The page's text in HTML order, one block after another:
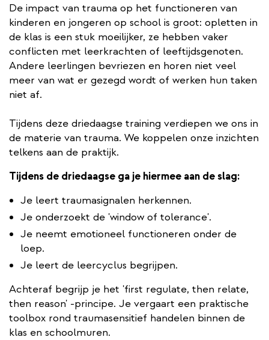
De impact van trauma op het functioneren van
kinderen en jongeren op school is groot: opletten in
de klas is een stuk moeilijker, ze hebben vaker
conflicten met leerkrachten of leeftijdsgenoten.
Andere leerlingen bevriezen en horen niet veel
meer van wat er gezegd wordt of werken hun taken
niet af.
Tijdens deze driedaagse training verdiepen we ons in
de materie van trauma. We koppelen onze inzichten
telkens aan de praktijk.
Tijdens de driedaagse ga je hiermee aan de slag:
Je leert traumasignalen herkennen.
Je onderzoekt de 'window of tolerance'.
Je neemt emotioneel functioneren onder de
loep.
Je leert de leercyclus begrijpen.
Achteraf begrijp je het 'first regulate, then relate,
then reason' -principe. Je vergaart een praktische
toolbox rond traumasensitief handelen binnen de
klas en schoolmuren.